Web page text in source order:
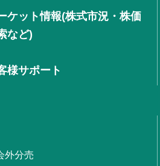
ケット情報(株式市況・株価
など)
様サポート
外分売